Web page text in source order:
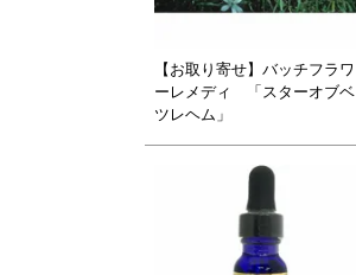
【お取り寄せ】バッチフラワ
ーレメディ 「スターオブベ
ツレヘム」